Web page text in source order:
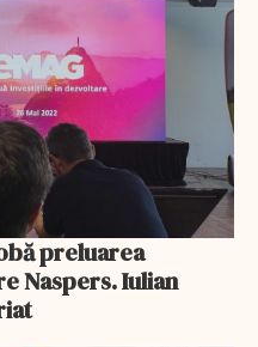
preluarea
Naspers. Iulian